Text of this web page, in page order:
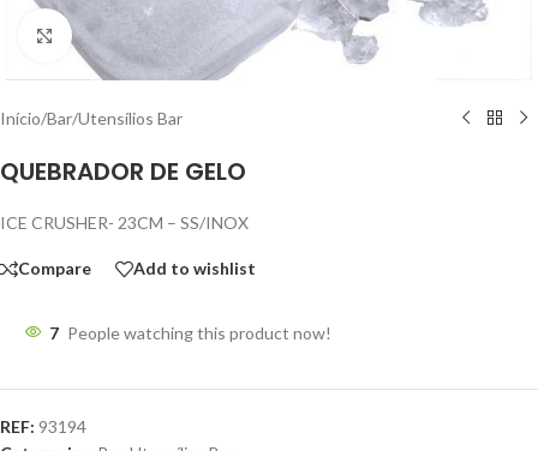
Click to enlarge
Início/Bar/Utensílios Bar
QUEBRADOR DE GELO
ICE CRUSHER- 23CM – SS/INOX
Compare Add to wishlist
7 People watching this product now!
REF: 93194